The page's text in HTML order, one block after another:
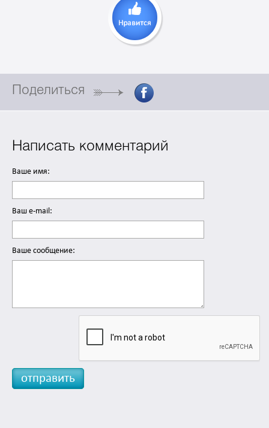
Поделиться
Написать комментарий
Ваше имя:
Ваш e-mail:
Вашe сообщение: